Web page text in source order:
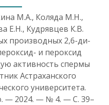
М.А., Коляда М.Н.,
Е.Н., Кудрявцев К.В.
производных 2,6-ди-
и пероксид
активность спермы
Астраханского
университета.
— 2024. — № 4. — С. 39–